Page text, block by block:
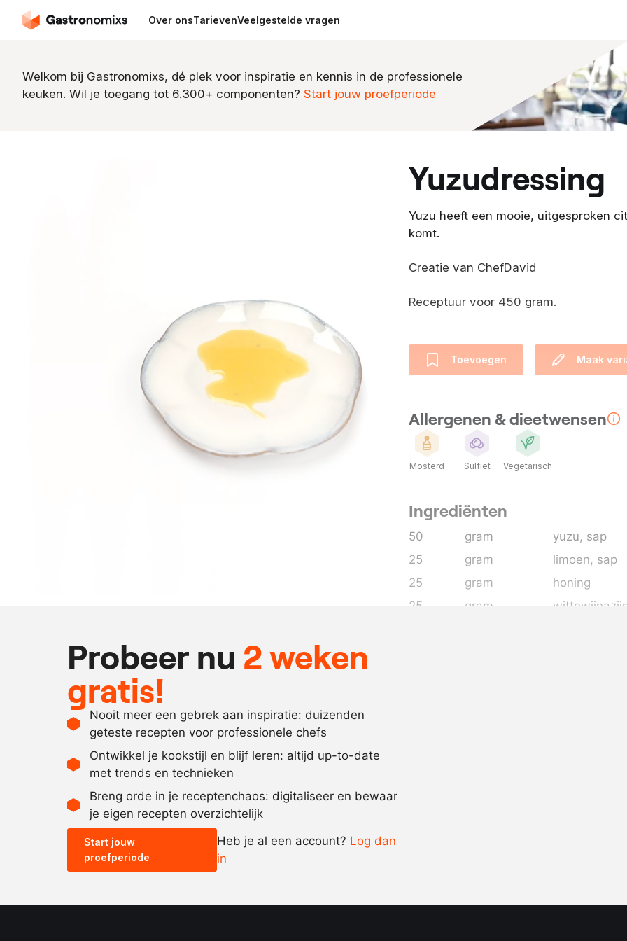
Over onsTarievenVeelgestelde vragen
Welkom bij Gastronomixs, dé plek voor inspiratie en kennis in de professionele
keuken. Wil je toegang tot 6.300+ componenten? Start jouw proefperiode
yuzudressing
Yuzu heeft een mooie, uitgesproken
komt.
Creatie van ChefDavid
Receptuur voor 450 gram.
Toevoegen Maak
Allergenen & dieetwensen
Mosterd Sulfiet Vegetarisch
Ingrediënten
50 gram yuzu, sap
25
gram limoen, sap
25
gram
honing
25
gram
Probeer nu 2 weken
gratis!
Nooit meer een gebrek aan inspiratie: duizenden
geteste recepten voor professionele chefs
Ontwikkel je kookstijl en blijf leren: altijd up-to-date
met trends en technieken
Breng orde in je receptenchaos: digitaliseer en bewaar
je eigen recepten overzichtelijk
Start jouw
proefperiode
Heb je al een account? Log dan
in